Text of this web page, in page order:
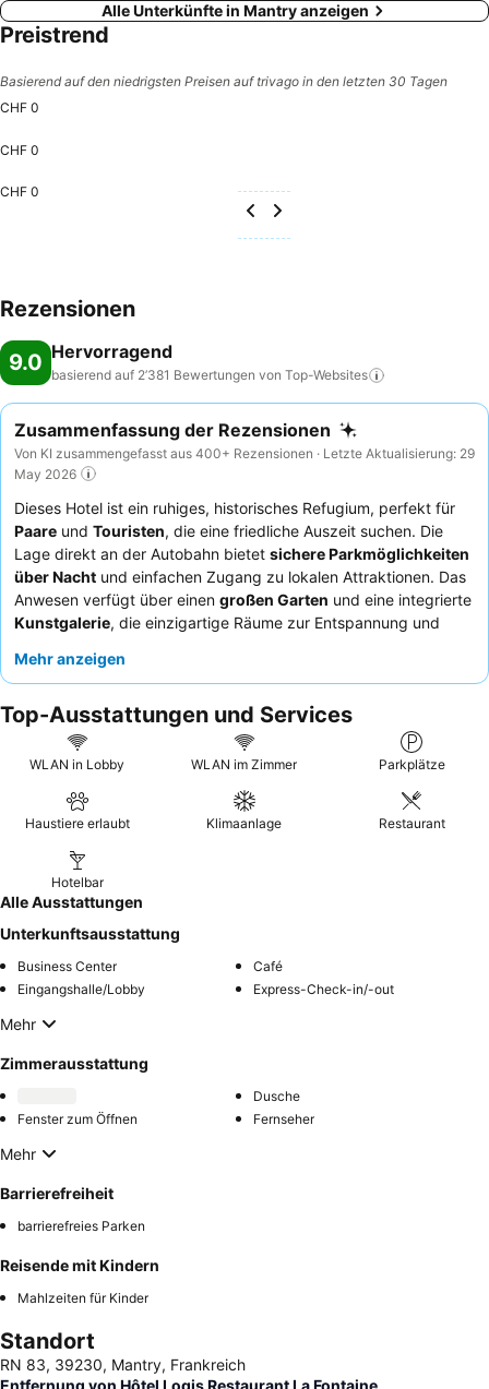
Alle Unterkünfte in Mantry anzeigen
Preistrend
Basierend auf den niedrigsten Preisen auf trivago in den letzten 30 Tagen
CHF 0
CHF 0
CHF 0
Rezensionen
9.0 Hervorragend
basierend auf 2’381 Bewertungen von Top-Websites
Zusammenfassung der Rezensionen
Von KI zusammengefasst aus 400+ Rezensionen · Letzte Aktualisierung: 29
May 2026
Dieses Hotel ist ein ruhiges, historisches Refugium, perfekt für
Paare und Touristen, die eine friedliche Auszeit suchen. Die
Lage direkt an der Autobahn bietet sichere Parkmöglichkeiten
über Nacht und einfachen Zugang zu lokalen Attraktionen. Das
Anwesen verfügt über einen großen Garten und eine integrierte
Kunstgalerie, die einzigartige Räume zur Entspannung und
freundliche und professionelle Personal sowie das
an lokalen Produkten. Für ein wirklich erholsames Erlebnis
fragen Sie nach einem Zimmer mit
Dreifachverglasung, um eine
ruhige und dunkle Umgebung zu gewährleisten.
Mehr anzeigen
Top-Ausstattungen und Services
WLAN in Lobby WLAN im Zimmer Parkplätze
Haustiere erlaubt Klimaanlage Restaurant
Hotelbar
Alle Ausstattungen
Unterkunftsausstattung
Business Center
Café
Eingangshalle/Lobby
Express-Check-in/-out
Mehr
Zimmerausstattung
Dusche
Fenster zum Öffnen
Fernseher
Mehr
Barrierefreiheit
barrierefreies Parken
Reisende mit Kindern
Mahlzeiten für Kinder
Standort
RN 83, 39230, Mantry, Frankreich